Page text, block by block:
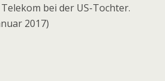
bei der US-Tochter.
2017)